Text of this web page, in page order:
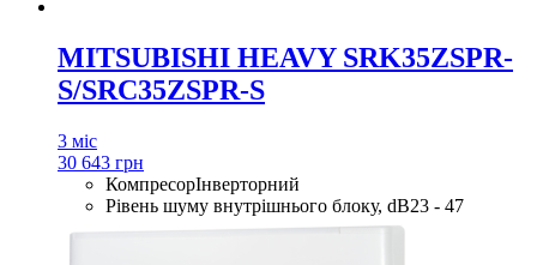
MITSUBISHI HEAVY SRK35ZSPR-
S/SRC35ZSPR-S
3 міс
30 643 грн
КомпресорІнверторний
Рівень шуму внутрішнього блоку, dB23 - 47